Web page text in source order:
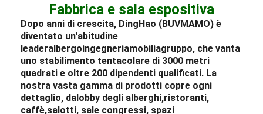
Fabbrica e sala espositiva
Dopo anni di crescita, DingHao (BUVMAMO) è
diventato un'abitudine
leaderalbergoingegneriamobiliagruppo, che vanta
uno stabilimento tentacolare di 3000 metri
quadrati e oltre 200 dipendenti qualificati. La
nostra vasta gamma di prodotti copre ogni
dettaglio, dalobby degli alberghi,ristoranti,
caffè,salotti, sale congressi, spazi